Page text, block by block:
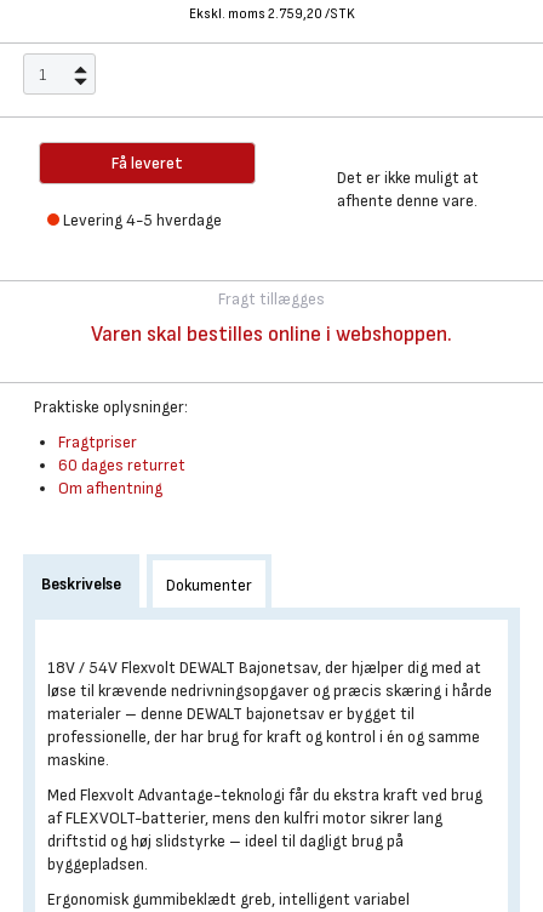
Ekskl. moms 2.759,20 /STK
Få leveret
Levering 4-5 hverdage
Det er ikke muligt at
afhente denne vare.
Fragt tillægges
Varen skal bestilles online i webshoppen.
Praktiske oplysninger:
Fragtpriser
60 dages returret
Om afhentning
Beskrivelse Dokumenter
18V / 54V Flexvolt DEWALT Bajonetsav, der hjælper dig med at
løse til krævende nedrivningsopgaver og præcis skæring i hårde
materialer – denne DEWALT bajonetsav er bygget til
professionelle, der har brug for kraft og kontrol i én og samme
maskine.
Med Flexvolt Advantage-teknologi får du ekstra kraft ved brug
af FLEXVOLT-batterier, mens den kulfri motor sikrer lang
driftstid og høj slidstyrke – ideel til dagligt brug på
byggepladsen.
Ergonomisk gummibeklædt greb, intelligent variabel